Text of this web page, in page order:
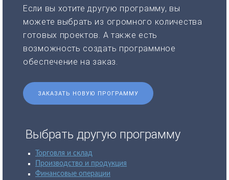
Если вы хотите другую программу, вы
можете выбрать из огромного количества
готовых проектов. А также есть
возможность создать программное
обеспечение на заказ.
ЗАКАЗАТЬ НОВУЮ ПРОГРАММУ
Выбрать другую программу
Торговля и склад
Производство и продукция
Финансовые операции